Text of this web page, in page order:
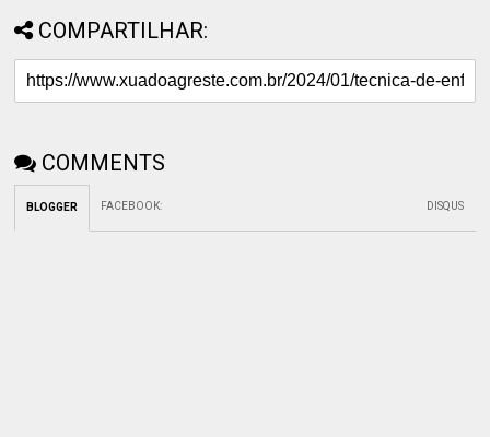
COMPARTILHAR:
COMMENTS
BLOGGER FACEBOOK: DISQUS